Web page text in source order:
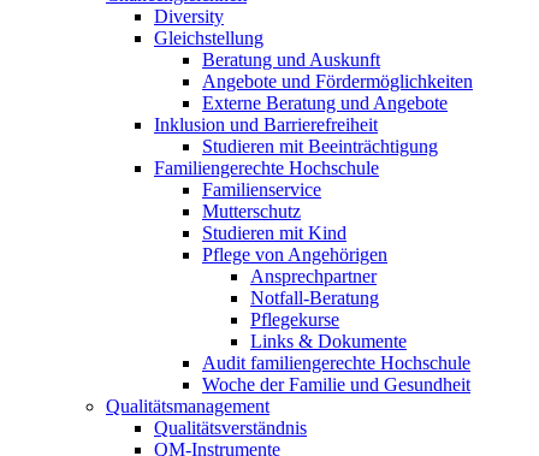
Diversity
Gleichstellung
Beratung und Auskunft
Angebote und Fördermöglichkeiten
Externe Beratung und Angebote
Inklusion und Barrierefreiheit
Studieren mit Beeinträchtigung
Familiengerechte Hochschule
Familienservice
Mutterschutz
Studieren mit Kind
Pflege von Angehörigen
Ansprechpartner
Notfall-Beratung
Pflegekurse
Links & Dokumente
Audit familiengerechte Hochschule
Woche der Familie und Gesundheit
Qualitätsmanagement
Qualitätsverständnis
QM-Instrumente